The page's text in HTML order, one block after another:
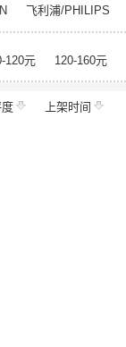
飞利浦/PHILIPS
美/Jolimark
理想/
高品乐/GOLDEN
高品乐
理想之
丽印 金锐
120元 120-160元
上架时间